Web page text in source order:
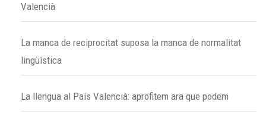
Valencià
La manca de reciprocitat suposa la manca de normalitat
lingüística
La llengua al País Valencià: aprofitem ara que podem